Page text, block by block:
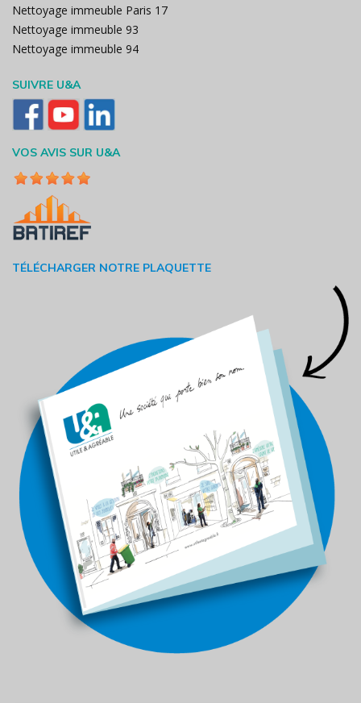
Nettoyage immeuble Paris 17
Nettoyage immeuble 93
Nettoyage immeuble 94
SUIVRE U&A
VOS AVIS SUR U&A
TÉLÉCHARGER NOTRE PLAQUETTE